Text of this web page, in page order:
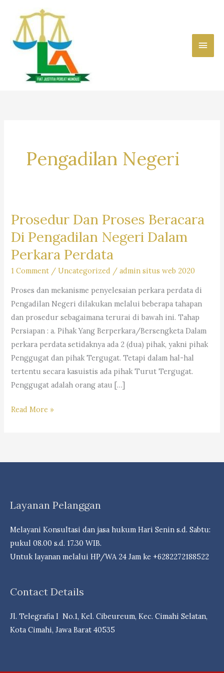
content
Main
Pengadilan Negeri
Prosedur Dan Proses Beracara
Di Pengadilan Negeri Dalam
Perkara Perdata
1 Comment /Uncategorized /admin situs web 2020
Proses dan mekanisme penyelesaian perkara perdata di
Pengadilan Negeri dilakukan melalui beberapa tahapan
dan prosedur sebagaimana terurai di bawah ini. Tahap
Persiapan : a. Pihak Yang Berperkara/Bersengketa Dalam
perkara perdata setidaknya ada 2 (dua) pihak, yakni pihak
Penggugat dan pihak Tergugat. Tetapi dalam hal-hal
tertentu secara kasuistis ada pihak Turut Tergugat.
Penggugat adalah orang atau […]
Prosedur
Di
Dalam
Perdata
Read More »
Layanan Pelanggan
Melayani Konsultasi dan jasa hukum Hari Senin s.d. Sabtu:
pukul 08.00 s.d. 17.30 WIB.
Untuk layanan melalui HP/WA 24 Jam ke +6282272188522
Contact Details
Jl. Telegrafia I No.1, Kel. Cibeureum, Kec. Cimahi Selatan,
Kota Cimahi, Jawa Barat 40535